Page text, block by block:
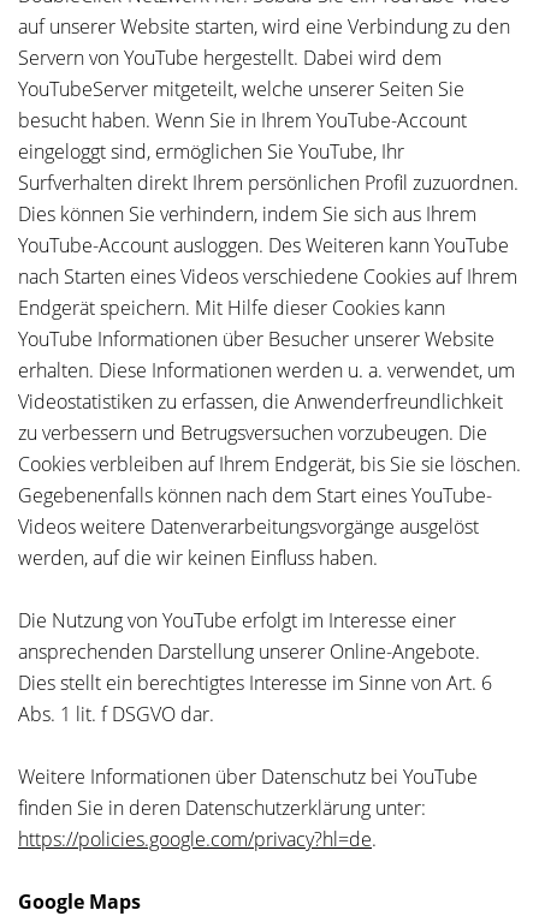
auf unserer Website starten, wird eine Verbindung zu den
Servern von YouTube hergestellt. Dabei wird dem
YouTubeServer mitgeteilt, welche unserer Seiten Sie
besucht haben. Wenn Sie in Ihrem YouTube-Account
eingeloggt sind, ermöglichen Sie YouTube, Ihr
Surfverhalten direkt Ihrem persönlichen Profil zuzuordnen.
Dies können Sie verhindern, indem Sie sich aus Ihrem
YouTube-Account ausloggen. Des Weiteren kann YouTube
nach Starten eines Videos verschiedene Cookies auf Ihrem
Endgerät speichern. Mit Hilfe dieser Cookies kann
YouTube Informationen über Besucher unserer Website
erhalten. Diese Informationen werden u. a. verwendet, um
Videostatistiken zu erfassen, die Anwenderfreundlichkeit
zu verbessern und Betrugsversuchen vorzubeugen. Die
Cookies verbleiben auf Ihrem Endgerät, bis Sie sie löschen.
Gegebenenfalls können nach dem Start eines YouTube-
Videos weitere Datenverarbeitungsvorgänge ausgelöst
werden, auf die wir keinen Einfluss haben.
Die Nutzung von YouTube erfolgt im Interesse einer
ansprechenden Darstellung unserer Online-Angebote.
Dies stellt ein berechtigtes Interesse im Sinne von Art. 6
Abs. 1 lit. f DSGVO dar.
Weitere Informationen über Datenschutz bei YouTube
finden Sie in deren Datenschutzerklärung unter:
https://policies.google.com/privacy?hl=de.
Google Maps